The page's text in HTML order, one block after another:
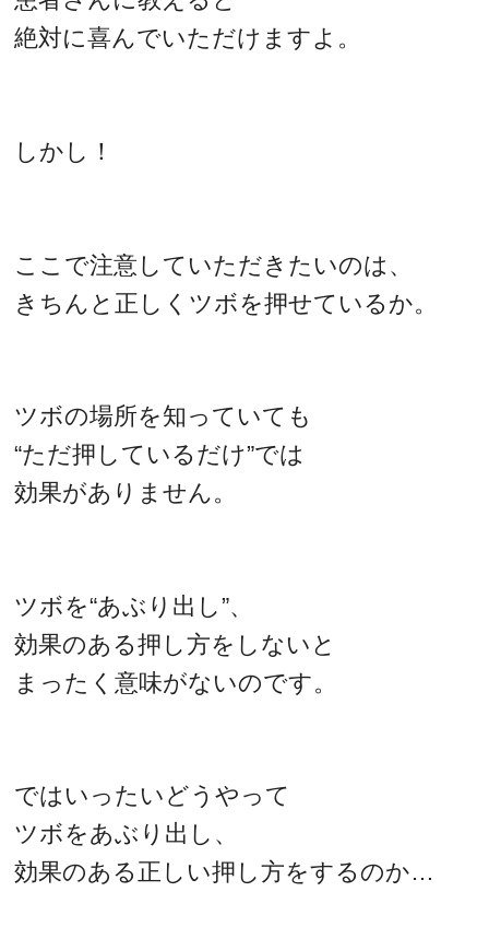
絶対に喜んでいただけますよ。
しかし！
ここで注意していただきたいのは、
きちんと正しくツボを押せているか。
ツボの場所を知っていても
“ただ押しているだけ”では
効果がありません。
ツボを“あぶり出し”、
効果のある押し方をしないと
まったく意味がないのです。
ではいったいどうやって
ツボをあぶり出し、
効果のある正しい押し方をするのか…